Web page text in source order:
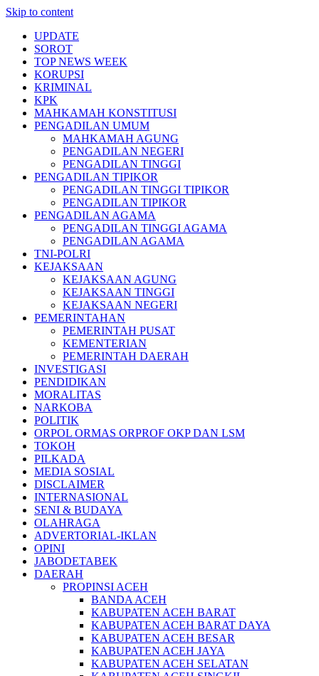
Skip to content
UPDATE
SOROT
TOP NEWS WEEK
KORUPSI
KRIMINAL
KPK
MAHKAMAH KONSTITUSI
PENGADILAN UMUM
MAHKAMAH AGUNG
PENGADILAN NEGERI
PENGADILAN TINGGI
PENGADILAN TIPIKOR
PENGADILAN TINGGI TIPIKOR
PENGADILAN TIPIKOR
PENGADILAN AGAMA
PENGADILAN TINGGI AGAMA
PENGADILAN AGAMA
TNI-POLRI
KEJAKSAAN
KEJAKSAAN AGUNG
KEJAKSAAN TINGGI
KEJAKSAAN NEGERI
PEMERINTAHAN
PEMERINTAH PUSAT
KEMENTERIAN
PEMERINTAH DAERAH
INVESTIGASI
PENDIDIKAN
MORALITAS
NARKOBA
POLITIK
ORPOL ORMAS ORPROF OKP DAN LSM
TOKOH
PILKADA
MEDIA SOSIAL
DISCLAIMER
INTERNASIONAL
SENI & BUDAYA
OLAHRAGA
ADVERTORIAL-IKLAN
OPINI
JABODETABEK
DAERAH
PROPINSI ACEH
BANDA ACEH
KABUPATEN ACEH BARAT
KABUPATEN ACEH BARAT DAYA
KABUPATEN ACEH BESAR
KABUPATEN ACEH JAYA
KABUPATEN ACEH SELATAN